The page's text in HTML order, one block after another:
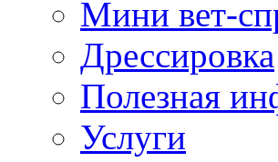
Мини вет-
Дрессировка
Полезная
Услуги